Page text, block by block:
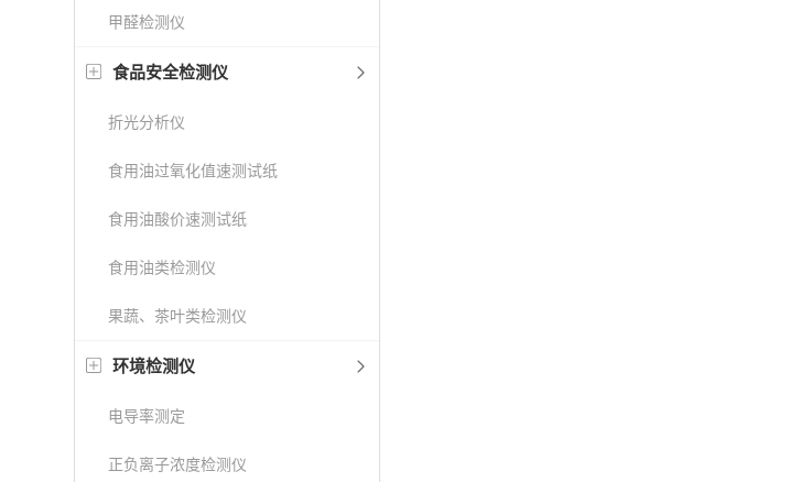
甲醛检测仪
食品安全检测仪
折光分析仪
食用油过氧化值速测试纸
食用油酸价速测试纸
食用油类检测仪
果蔬、茶叶类检测仪
环境检测仪
电导率测定
正负离子浓度检测仪